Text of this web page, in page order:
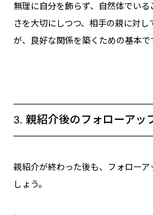
無理に自分を飾らず、自然体でい
さを大切にしつつ、相手の親に対
が、良好な関係を築くための基本で
3. 親紹介後のフォローアッ
親紹介が終わった後も、フォロー
しょう。